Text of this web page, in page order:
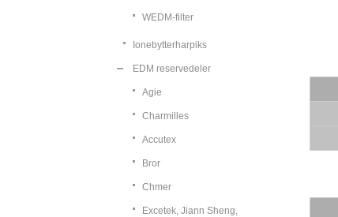
WEDM-filter
Ionebytterharpiks
EDM reservedeler
Agie
Charmilles
Accutex
Bror
Chmer
Excetek, Jiann Sheng,